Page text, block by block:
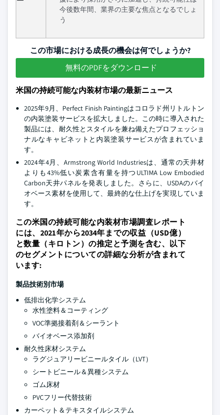
今後数年間、業界の主要な焦点となるでしょ
う
この市場における成長の機会は何でしょうか?
無料のPDFをダウンロード
米国の持続可能な内装材市場の最新ニュース
2025年9月、Perfect Finish Paintingはコロラド州リトルトン
の内装塗装サービスを拡大しました。この時に導入された
製品には、耐久性とスタイルを兼ね備えたプロフェッショ
ナルなキャビネットと内装塗装サービスが含まれていま
す。
2024年4月、Armstrong World Industriesは、通常の天井材
よりも43%低い炭素含有量を持つULTIMA Low Embodied
Carbon天井パネルを発表しました。さらに、USDAのバイ
オベース素材を使用して、最終的な仕上げを実現していま
す。
この米国の持続可能な内装材市場調査レポート
には、2021年から2034年までの収益（USD億）
と数量（キロトン）の推定と予測を含む、以下
のセグメントについての詳細な分析が含まれて
います:
製品技術別市場
低排出化学システム
水性塗料＆コーティング
VOC準拠接着剤＆シーラント
バイオベース添加剤
耐久性床材システム
ラグジュアリービニールタイル（LVT）
シートビニール＆異種システム
ゴム床材
PVCフリー代替技術
カーペット＆テキスタイルシステム